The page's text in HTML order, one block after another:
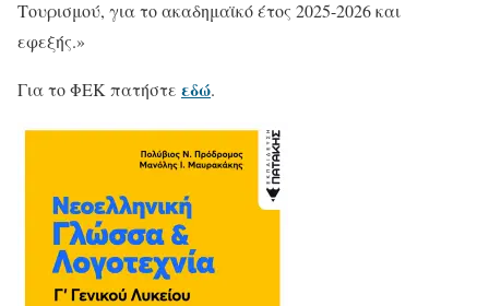
Τουρισμού, για το ακαδημαϊκό έτος 2025-2026 και
εφεξής.»
Για το ΦΕΚ πατήστε εδώ.